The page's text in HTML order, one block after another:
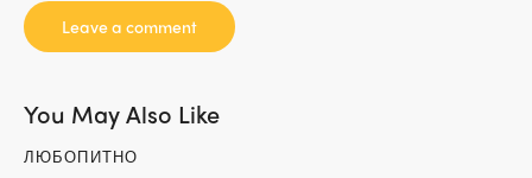
You May Also Like
ЛЮБОПИТНО